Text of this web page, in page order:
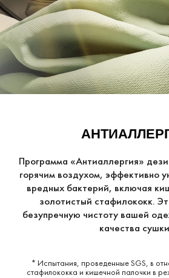
Программа «Антиаллергия»
горячим воздухом, эффективно
вредных бактерий, включая
золотистый стафилококк.
безупречную чистоту вашей
качества
* Испытания, проведенные SGS, в
стафилококка и кишечной палочки в